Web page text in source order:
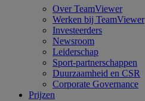
Over TeamViewer
Werken bij TeamViewer
Investeerders
Newsroom
Leiderschap
Sport-partnerschappen
Duurzaamheid en CSR
Corporate Governance
Prijzen